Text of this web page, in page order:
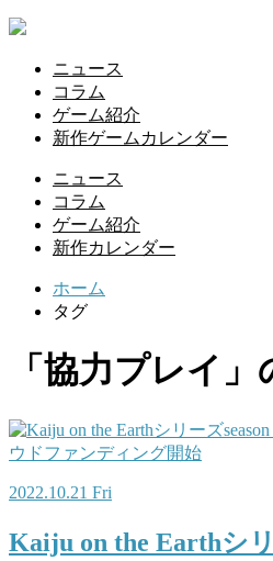
ニュース
コラム
ゲーム紹介
新作ゲームカレンダー
ニュース
コラム
ゲーム紹介
新作カレンダー
ホーム
タグ
「協力プレイ
2022.10.21 Fri
Kaiju on the Earthシ